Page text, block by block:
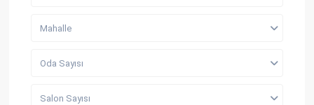
Mahalle
Oda Sayısı
Salon Sayısı